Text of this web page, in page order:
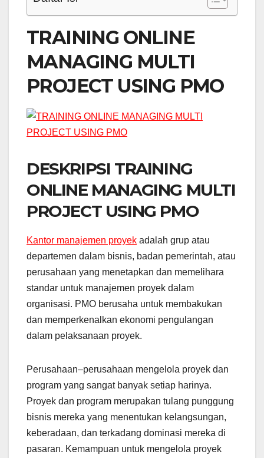
TRAINING ONLINE
MANAGING MULTI
PROJECT USING PMO
DESKRIPSI TRAINING
ONLINE MANAGING MULTI
PROJECT USING PMO
Kantor manajemen proyek adalah grup atau
departemen dalam bisnis, badan pemerintah, atau
perusahaan yang menetapkan dan memelihara
standar untuk manajemen proyek dalam
organisasi. PMO berusaha untuk membakukan
dan memperkenalkan ekonomi pengulangan
dalam pelaksanaan proyek.
Perusahaan–perusahaan mengelola proyek dan
program yang sangat banyak setiap harinya.
Proyek dan program merupakan tulang punggung
bisnis mereka yang menentukan kelangsungan,
keberadaan, dan terkadang dominasi mereka di
pasaran. Kemampuan untuk mengelola proyek